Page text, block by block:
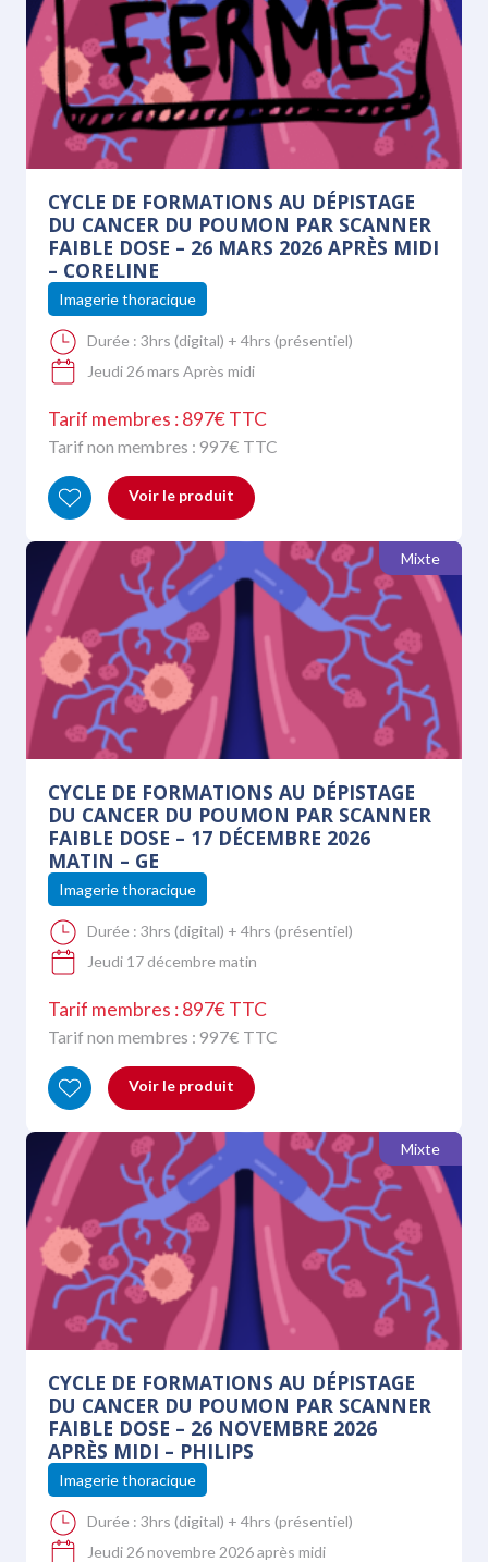
CYCLE DE FORMATIONS AU DÉPISTAGE
DU CANCER DU POUMON PAR SCANNER
FAIBLE DOSE – 26 MARS 2026 APRÈS MIDI
– CORELINE
Imagerie thoracique
Durée : 3hrs (digital) + 4hrs (présentiel)
Jeudi 26 mars Après midi
Tarif membres : 897€ TTC
Tarif non membres : 997€ TTC
Voir le produit
Mixte
CYCLE DE FORMATIONS AU DÉPISTAGE
DU CANCER DU POUMON PAR SCANNER
FAIBLE DOSE – 17 DÉCEMBRE 2026
MATIN – GE
Imagerie thoracique
Durée : 3hrs (digital) + 4hrs (présentiel)
Jeudi 17 décembre matin
Tarif membres : 897€ TTC
Tarif non membres : 997€ TTC
Voir le produit
Mixte
CYCLE DE FORMATIONS AU DÉPISTAGE
DU CANCER DU POUMON PAR SCANNER
FAIBLE DOSE – 26 NOVEMBRE 2026
APRÈS MIDI – PHILIPS
Imagerie thoracique
Durée : 3hrs (digital) + 4hrs (présentiel)
Jeudi 26 novembre 2026 après midi